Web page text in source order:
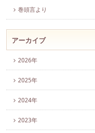
巻頭言より
アーカイブ
2026年
2025年
2024年
2023年